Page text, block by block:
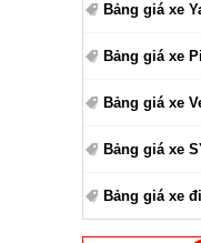
Bảng giá xe
Bảng giá xe
Bảng giá xe
Bảng giá xe
Bảng giá xe